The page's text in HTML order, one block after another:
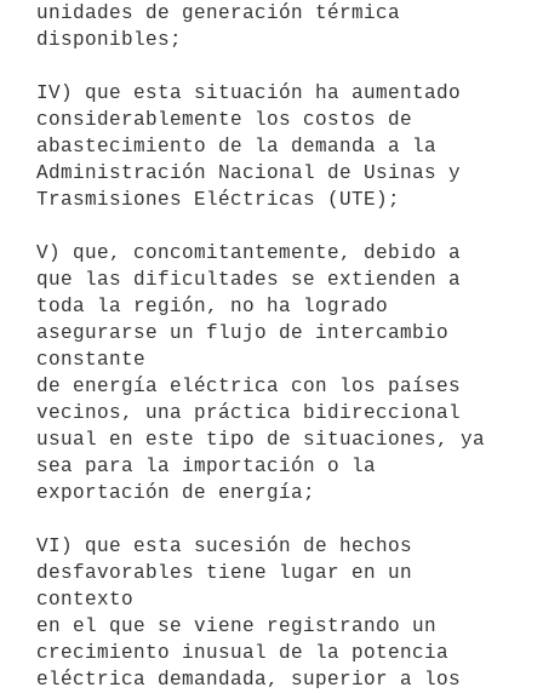
unidades de generación térmica
disponibles;
IV) que esta situación ha aumentado
considerablemente los costos de
abastecimiento de la demanda a la
Administración Nacional de Usinas y
Trasmisiones Eléctricas (UTE);
V) que, concomitantemente, debido a
que las dificultades se extienden a
toda la región, no ha logrado
asegurarse un flujo de intercambio
constante
de energía eléctrica con los países
vecinos, una práctica bidireccional
usual en este tipo de situaciones, ya
sea para la importación o la
exportación de energía;
VI) que esta sucesión de hechos
desfavorables tiene lugar en un
contexto
en el que se viene registrando un
crecimiento inusual de la potencia
eléctrica demandada, superior a los